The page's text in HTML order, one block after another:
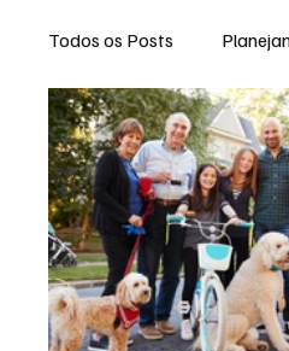
Todos os Posts
Gênero e Diversidade